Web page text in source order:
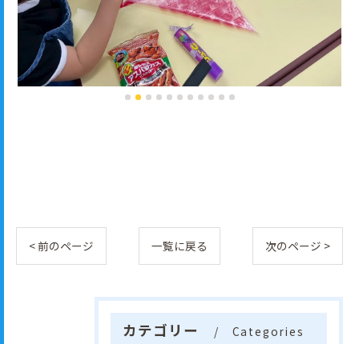
< 前のページ 一覧に戻る 次のページ >
カテゴリー Categories